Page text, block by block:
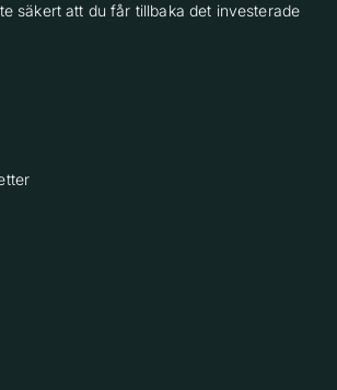
säkert att du får tillbaka det investerade